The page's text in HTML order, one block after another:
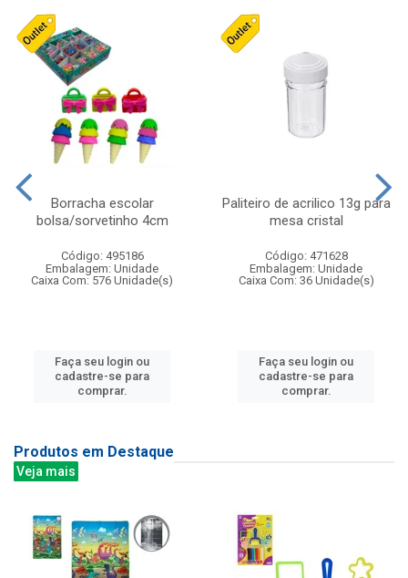
Borracha escolar
bolsa/sorvetinho 4cm
Código: 495186
Embalagem: Unidade
Caixa Com: 576 Unidade(s)
Faça seu login ou
cadastre-se para
comprar.
Paliteiro de acrilico 13g para
mesa cristal
Código: 471628
Embalagem: Unidade
Caixa Com: 36 Unidade(s)
Faça seu login ou
cadastre-se para
comprar.
Produtos em Destaque
Veja mais